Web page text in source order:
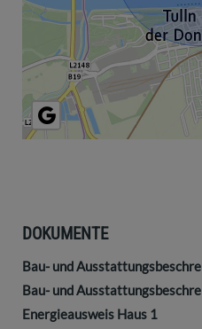
DOKUMENTE
Bau- und
Bau- und
Energieausweis Haus 1